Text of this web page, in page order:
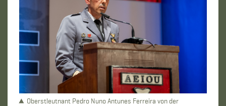
Oberstleutnant Pedro Nuno Antunes Ferreira von der